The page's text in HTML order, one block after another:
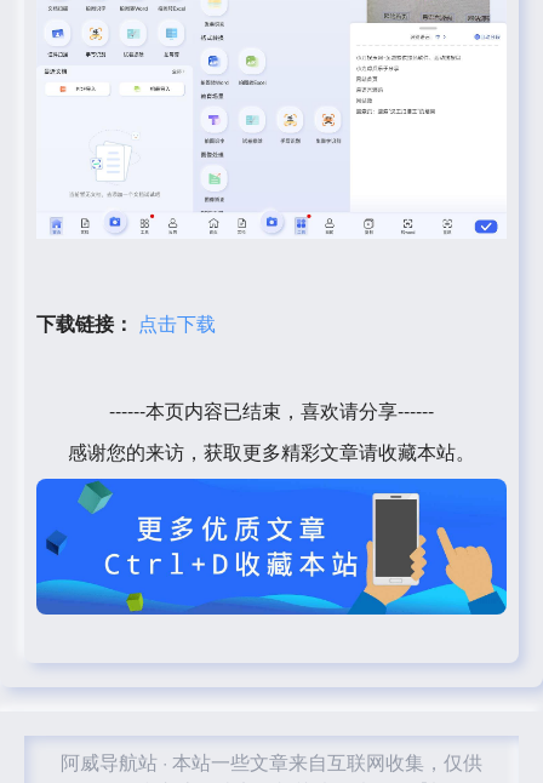
下载链接： 点击下载
------本页内容已结束，喜欢请分享------
感谢您的来访，获取更多精彩文章请收藏本站。
阿威导航站 · 本站一些文章来自互联网收集，仅供